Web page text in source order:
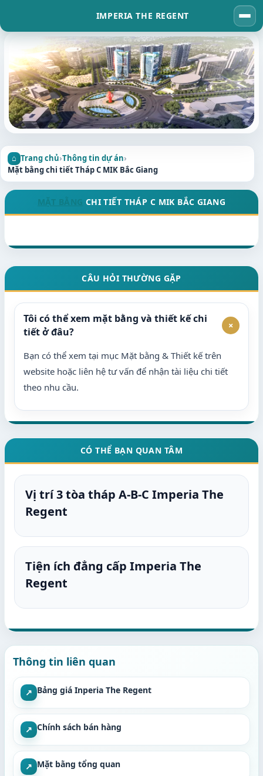
IMPERIA THE REGENT
Trang chủ›Thông tin dự án›
Mặt bằng chi tiết Tháp C MIK Bắc Giang
MẶT BẰNG CHI TIẾT THÁP C MIK BẮC GIANG
CÂU HỎI THƯỜNG GẶP
Tôi có thể xem mặt bằng và thiết kế chi
tiết ở đâu?
+
Bạn có thể xem tại mục Mặt bằng & Thiết kế trên
website hoặc liên hệ tư vấn để nhận tài liệu chi tiết
theo nhu cầu.
CÓ THỂ BẠN QUAN TÂM
Vị trí 3 tòa tháp A-B-C Imperia The
Regent
Tiện ích đẳng cấp Imperia The
Regent
Thông tin liên quan
↗ Bảng giá Inperia The Regent
↗ Chính sách bán hàng
↗ Mặt bằng tổng quan